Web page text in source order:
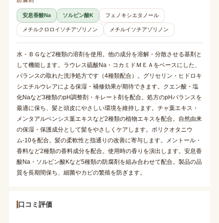
安息香酸Na ソルビン酸K フェノキシエタノール
メチルクロロイソチアゾリノン メチルイソチアゾリノン
水・ＢＧなど2種類の溶剤を使用。他の成分を溶解・分散させる基剤と
して機能します。ラウレス硫酸Na・コカミドＭＥＡをベースにした、
バランスの取れた洗浄処方です（4種類配合）。グリセリン・ヒドロキ
シエチルウレアによる保湿・補修効果が期待できます。クエン酸・塩
化Naなど3種類のpH調整剤・キレート剤を配合。処方のpHバランスを
最適に保ち、髪と頭皮にやさしい環境を維持します。チャ葉エキス・
メンタアルベンシス葉エキスなど2種類の植物エキスを配合。自然由来
の保湿・保護成分として髪をやさしくケアします。ポリクオタニウ
ム-10を配合。髪の柔軟性と指通りの改善に寄与します。メントール・
香料など2種類の香料成分を配合。使用時の香りを演出します。安息香
酸Na・ソルビン酸Kなど5種類の防腐剤を組み合わせて配合。製品の品
質を長期間保ち、細菌やカビの繁殖を防ぎます。
口コミ評価